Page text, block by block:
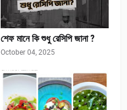
শেফ মানে কি শুধু রেসিপি জানা ?
October 04, 2025